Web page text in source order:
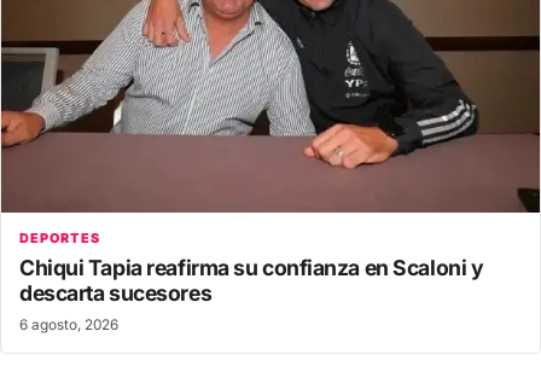
DEPORTES
Chiqui Tapia reafirma su confianza en Scaloni y
descarta sucesores
6 agosto, 2026